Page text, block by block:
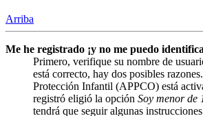
Arriba
Me he registrado ¡y no me puedo
Primero, verifique su nombre de
está correcto, hay dos posibles
Protección Infantil (APPCO) está
registró eligió la opción Soy menor de
tendrá que seguir algunas